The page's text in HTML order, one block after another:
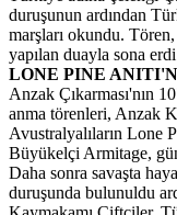
duruşunun ardından
marşları okundu.
yapılan duayla sona erdi
LONE PINE
Anzak Çıkarması'nın
anma törenleri, Anzak
Avustralyalıların Lone
Büyükelçi Armitage,
Daha sonra savaşta
duruşunda bulunuldu